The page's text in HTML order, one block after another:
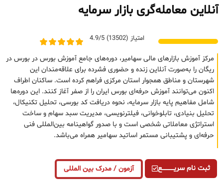
آنلاین معامله‌گری بازار سرمایه
امتیاز (13502) 4.9/5
مرکز آموزش بازارهای مالی سهامیر، دوره‌های جامع آموزش بورس در بورس در
ریگان را به‌صورت آنلاین زنده و حضوری فشرده برای علاقه‌مندان این
شهرستان و مناطق همجوار استان مرکزی فراهم کرده است. ساکنان اطراف
اکنون می‌توانند آموزش حرفه‌ای بورس ایران را از صفر آغاز کنند. این دوره‌ها
شامل مفاهیم پایه بازار سرمایه، نحوه دریافت کد بورسی، تحلیل تکنیکال،
تحلیل بنیادی، تابلوخوانی، فیلترنویسی، مدیریت سبد سهام و ساخت
استراتژی معاملاتی شخصی است و با صدور گواهینامه بین‌المللی فنی
حرفه‌ای و پشتیبانی مستمر اساتید سهامیر همراه می‌باشد.
ثبت نام سریــــــــــــع آزمون / مدرک بین المللی